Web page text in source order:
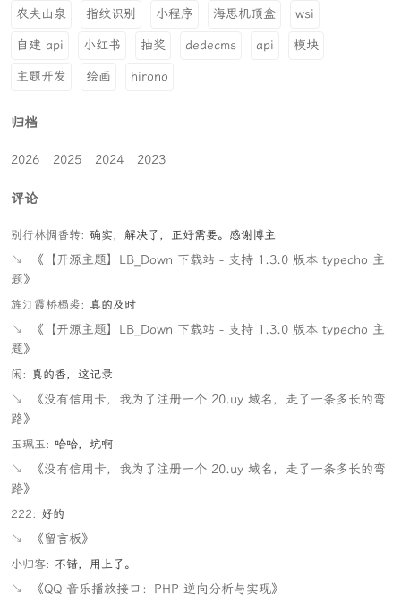
农夫山泉 指纹识别 小程序 海思机顶盒 wsi
自建 api 小红书 抽奖 dedecms api 模块
主题开发 绘画 hirono
归档
2026 2025 2024 2023
评论
别行林惆香转: 确实，解决了，正好需要。感谢博主
↘
《【开源主题】LB_Down 下载站 - 支持 1.3.0 版本 typecho 主
题》
旌汀霞桥榻裘: 真的及时
↘
《【开源主题】LB_Down 下载站 - 支持 1.3.0 版本 typecho 主
题》
闲: 真的香，这记录
↘
《没有信用卡，我为了注册一个 20.uy 域名，走了一条多长的弯
路》
玉珮玉: 哈哈，坑啊
↘
《没有信用卡，我为了注册一个 20.uy 域名，走了一条多长的弯
路》
222: 好的
↘ 《留言板》
小归客: 不错，用上了。
↘ 《QQ 音乐播放接口：PHP 逆向分析与实现》